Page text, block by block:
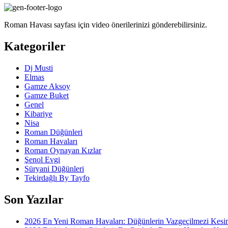
Roman Havası sayfası için video önerilerinizi gönderebilirsiniz.
Kategoriler
Dj Musti
Elmas
Gamze Aksoy
Gamze Buket
Genel
Kibariye
Nisa
Roman Düğünleri
Roman Havaları
Roman Oynayan Kızlar
Şenol Evgi
Süryani Düğünleri
Tekirdağlı By Tayfo
Son Yazılar
2026 En Yeni Roman Havaları: Düğünlerin Vazgeçilmezi